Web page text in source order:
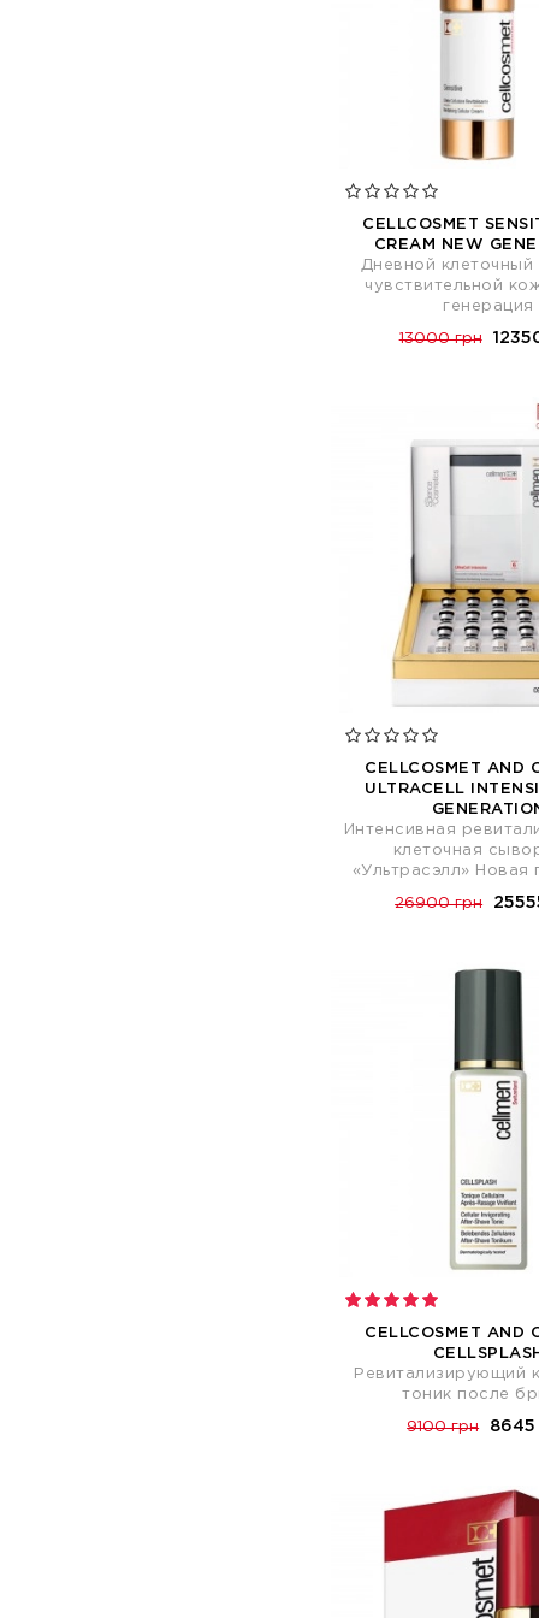
CELLCOSMET
CREAM NEW
Дневной клеточный
чувствительной
генерация
13000 грн
CELLCOSMET AND
ULTRACELL
Интенсивная
клеточная
«Ультрасэлл» Новая
26900 грн
CELLCOSMET AND
CELLSPLASH
Ревитализирующий
тоник после
9100 грн 8645